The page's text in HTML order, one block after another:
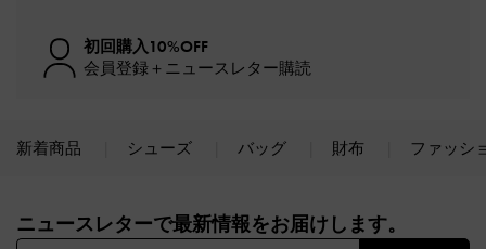
初回購入10%OFF
会員登録＋ニュースレター購読
新着商品 シューズ バッグ 財布 ファッシ
ニュースレターで最新情報をお届けします。​